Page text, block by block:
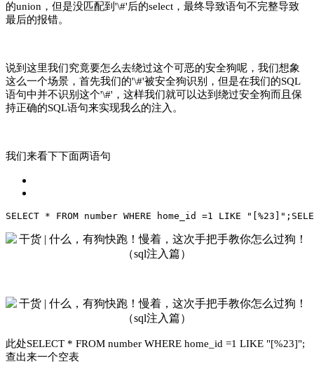
的union，但是没匹配到'\#'后的select，最终导致语句不完整导致
最后的报错。
说到这里我们究竟要怎么去绕过这个可恶的安全狗呢，我们想象
这么一个场景，首先我们的'\#'被安全狗识别，但是在我们的SQL
语句中并不识别这个'\#'，这样我们就可以达到绕过安全狗而且保
持正确的SQL语句来实现我么的注入。
我们来看下下面两语句
SELECT * FROM number WHERE home_id =1 LIKE "[%23]";
此处SELECT * FROM number WHERE home_id =1 LIKE "[%23]";
查出来一个空表